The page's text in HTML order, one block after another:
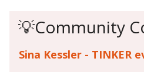
💡Community
Sina Kessler - TINKER